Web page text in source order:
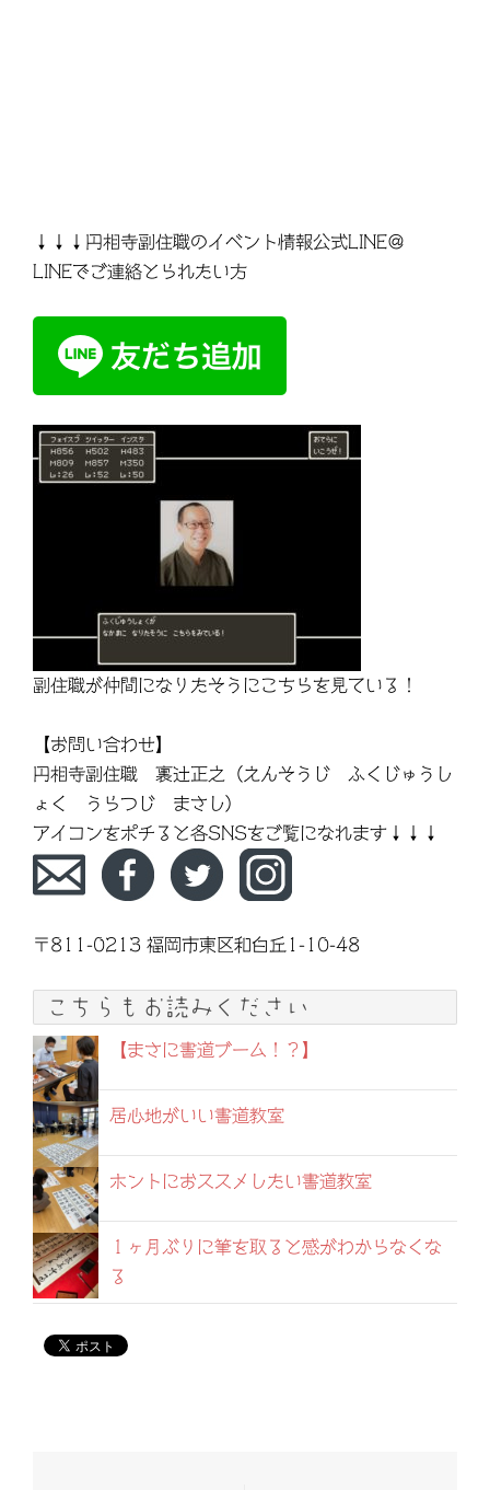
↓↓↓円相寺副住職のイベント情報公式LINE＠
LINEでご連絡とられたい方
副住職が仲間になりたそうにこちらを見ている！
【お問い合わせ】
円相寺副住職 裏辻正之（えんそうじ ふくじゅうし
ょく うらつじ まさし）
アイコンをポチると各SNSをご覧になれます↓↓↓
〒811-0213 福岡市東区和白丘1-10-48
こちらもお読みください
【まさに書道ブーム！？】
居心地がいい書道教室
ホントにおススメしたい書道教室
１ヶ月ぶりに筆を取ると感がわからなくな
る